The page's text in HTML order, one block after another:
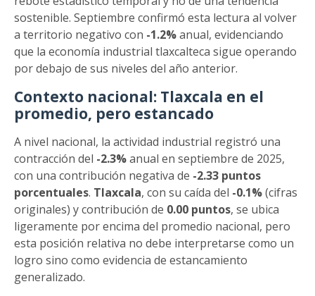
sostenible. Septiembre confirmó esta lectura al volver
a territorio negativo con -1.2%anual, evidenciando
que la economía industrial tlaxcalteca sigue operando
por debajo de sus niveles del año anterior.
Contexto nacional: Tlaxcala en el
promedio, pero estancado
A nivel nacional, la actividad industrial registró una
contracción del -2.3%anual en septiembre de 2025,
con una contribución negativa de -2.33 puntos
porcentuales. Tlaxcala, con su caída del -0.1%(cifras
originales) y contribución de 0.00 puntos, se ubica
ligeramente por encima del promedio nacional, pero
esta posición relativa no debe interpretarse como un
logro sino como evidencia de estancamiento
generalizado.